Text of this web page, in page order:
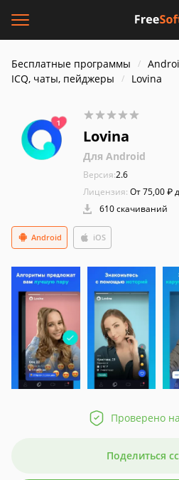
Бесплатные программы
ICQ, чаты, пейджеры
Lovina
Lovina
Для Android
Версия:2.6
Лицензия: От 75,00 ₽
610 скачиваний
Android iOS
Проверено
Поделиться